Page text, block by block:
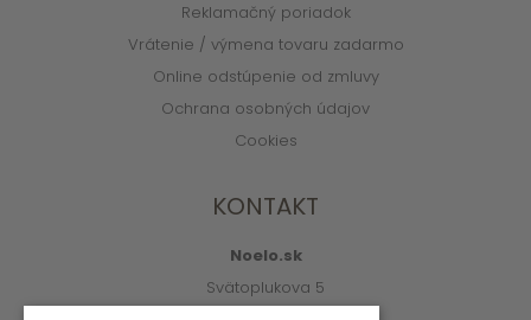
Reklamačný poriadok
Vrátenie / výmena tovaru zadarmo
Online odstúpenie od zmluvy
Ochrana osobných údajov
Cookies
KONTAKT
Noelo.sk
Svätoplukova 5